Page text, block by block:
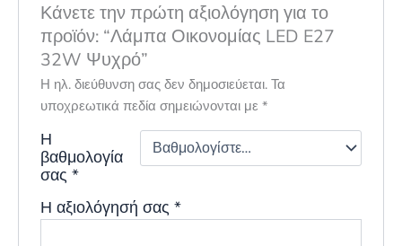
Κάνετε την πρώτη αξιολόγηση για το
προϊόν: “Λάμπα Οικονομίας LED E27
32W Ψυχρό”
Η ηλ. διεύθυνση σας δεν δημοσιεύεται. Τα
υποχρεωτικά πεδία σημειώνονται με*
Η
βαθμολογία
σας*
Η αξιολόγησή σας*